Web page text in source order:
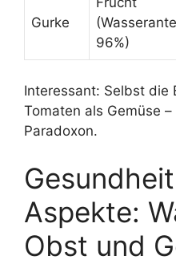
Gurke
96%)
Interessant: Selbst die
Tomaten als Gemüse
Paradoxon.
Aspekte:
Obst und